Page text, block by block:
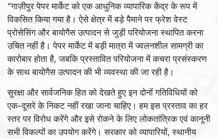
“गाज़ीपुर पेपर मार्केट को एक आधुनिक व्यापारिक केंद्र के रूप में
विकसित किया गया है। ऐसे क्षेत्र में बड़े पैमाने पर फ्रेश वेस्ट
प्रोसेसिंग और बायोगैस उत्पादन से जुड़ी परियोजना स्थापित करना
उचित नहीं है। पेपर मार्केट में बड़ी मात्रा में ज्वलनशील सामग्री का
कारोबार होता है, जबकि प्रस्तावित परियोजना में कचरा प्रसंस्करण
के साथ बायोगैस उत्पादन की भी व्यवस्था की जा रही है।
सुरक्षा और सार्वजनिक हित को देखते हुए इन दोनों गतिविधियों को
एक-दूसरे के निकट नहीं रखा जाना चाहिए। हम इस प्रस्ताव का हर
स्तर पर विरोध करेंगे और इसे रोकने के लिए लोकतांत्रिक एवं कानूनी
सभी विकल्पों का उपयोग करेंगे। सरकार को व्यापारियों, स्थानीय